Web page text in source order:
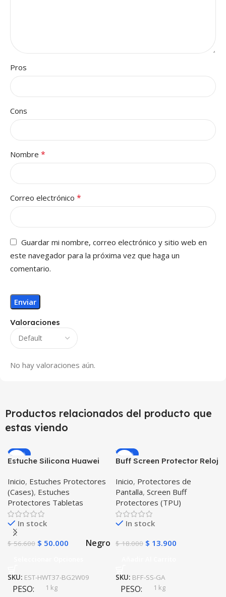
Valoraciones
No hay valoraciones aún.
Pros
Cons
Nombre *
Correo electrónico *
Guardar mi nombre, correo electrónico y sitio web en
este navegador para la próxima vez que haga un
comentario.
Productos relacionados del producto que
estas viendo
-12%
Estuche Silicona Huawei
Inicio, Estuches Protectores
(Cases), Estuches
Protectores Tabletas
In stock
$56.600 $ 50.000 Negro
SKU: EST-HWT37-BG2W09
PESO 1 kg
-23%
Buff Screen Protector Reloj
Samsung Galaxy Active
Inicio, Protectores de
Pantalla, Screen Buff
Protectores (TPU)
In stock
$18.000 $ 13.900
SKU: BFF-SS-GA
PESO 1 kg